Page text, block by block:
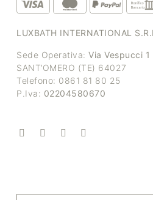
LUXBATH INTERNATIONAL
Sede Operativa: Via Vespucci 1
SANT’OMERO (TE) 64027
Telefono: 0861 81 80 25
P.Iva: 02204580670